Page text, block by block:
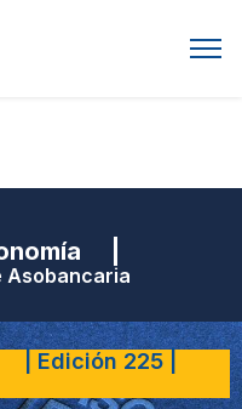
|
Asobancaria
| Edición 225 |